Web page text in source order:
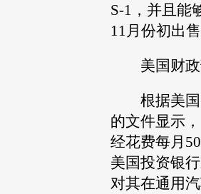
S-1，并且能
11月份初出
美国财政
根据美国
的文件显示
经花费每月
美国投资银
对其在通用